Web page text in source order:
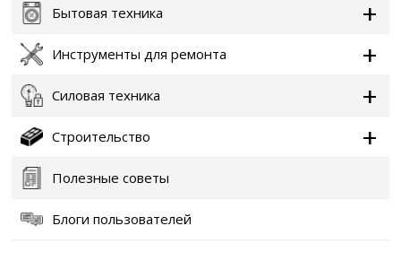
Бытовая техника
Инструменты для ремонта
Силовая техника
Строительство
Полезные советы
Блоги пользователей